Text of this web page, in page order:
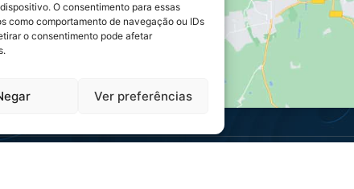
O consentimento para essas
como comportamento de navegação ou IDs
o consentimento pode afetar
Ver preferências